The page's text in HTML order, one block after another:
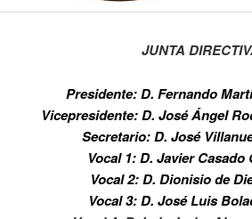
JUNTA
Presidente: D. Fernando
Vicepresidente: D. José Ángel
Secretario: D. José
Vocal 1: D. Javier Casado
Vocal 2: D. Dionisio de
Vocal 3: D. José Luis